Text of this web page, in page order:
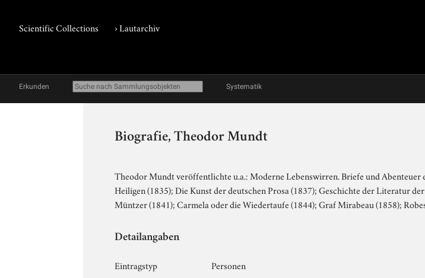
Scientific Collections ›Lautarchiv
Erkunden Systematik
Biografie, Theodor Mundt
Theodor Mundt veröffentlichte u.a.: Moderne Lebenswirren. Briefe und
Heiligen (1835); Die Kunst der deutschen Prosa (1837); Geschichte der Literatur
Müntzer (1841); Carmela oder die Wiedertaufe (1844); Graf Mirabeau (1858);
Detailangaben
Eintragstyp
Personen